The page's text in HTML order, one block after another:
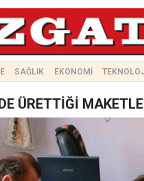
SAĞLIK EKONOMİ
ÜRETTİĞİ